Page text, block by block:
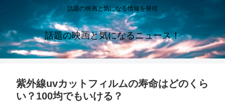
話題の映画と気になる情報を発信
話題の映画と気になるニュース！
紫外線uvカットフィルムの寿命はどのくら
い？100均でもいける？